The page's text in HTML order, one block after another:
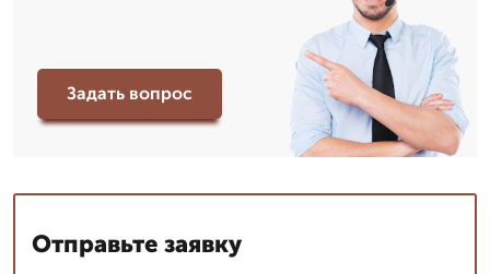
Задать вопрос
Отправьте заявку